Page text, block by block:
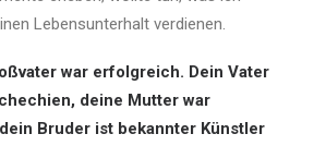
Lebensunterhalt verdienen.
war erfolgreich. Dein Vater
deine Mutter war
Bruder ist bekannter Künstler